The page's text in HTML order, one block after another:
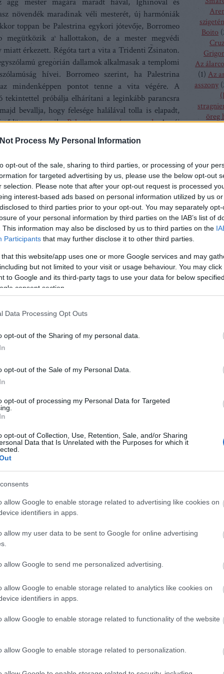
Process My Personal Information
opt-out of the sale, sharing to third parties, or processing of your
for targeted advertising by us, please use the below opt-out
selection. Please note that after your opt-out request is processed
interest-based ads based on personal information utilized by us
to third parties prior to your opt-out. You may separately
of your personal information by third parties on the IAB’s list of
This information may also be disclosed by us to third parties on the
Participants that may further disclose it to other third parties.
that this website/app uses one or more Google services and may
but not limited to your visit or usage behaviour. You may
to Google and its third-party tags to use your data for below
consent section.
Data Processing Opt Outs
opt-out of the Sharing of my personal data.
opt-out of the Sale of my Personal Data.
opt-out of processing my Personal Data for Targeted
opt-out of Collection, Use, Retention, Sale, and/or Sharing
Data that Is Unrelated with the Purposes for which it
allow Google to enable storage related to advertising like cookies on
identifiers in apps.
allow my user data to be sent to Google for online advertising
allow Google to send me personalized advertising.
allow Google to enable storage related to analytics like cookies on
identifiers in apps.
allow Google to enable storage related to functionality of the website
allow Google to enable storage related to personalization.
növendék maradinak véli mesterét, új harmóniák
toppan be Palestrina egykori jótevője, Borromeo
megütközik a hallottakon, de a mester megvédi
érkezett. Régóta tart a vita a Tridenti Zsinaton.
gregorián dallamok alkalmasak a templomi
hívei. Borromeo szerint, ha Palestrina
mindenképpen pontot tenne a vita végére. A
tekintettel próbálja elhárítani a leginkább parancsra
bevallja, hogy felesége halálával tolla is elapadt,
távozik.Palestrina magára marad. Az éj
a halott mesterek szellemei és alkotásra bíztatják,
néhai hitvese is erre bíztatja. Ighino és Silla
Palestrinát. Körülötte teleírt papírlapok. Egyetlen
melyet Missa Papae Marcelli néven ismerünk. A
zengnek a római harangok.
minden bizonnyal minden idők legizgalmasabb
tudósítása. Pfitzner maró gúnnyal ábrázoljaa
egyetlen érdekük, hogy minél tovább tartson a
ellátásban részesülnek. Szinte mindegyik egyházi
attól, ahogyan önmagukat komolyan veszik. Az
dűlőre jutni. Noha Borromeo börtönbe vetette
derül ki. Kint a spanyol és a német szolgák
a tömegbe lövetnek.
eljuttatták Borromeonak. Palestrina kiszabadul,
siker, győzött a többszólamúság. Maga a pápa is
előtt. Borromeo is bocsánatot kér, majd elvonul
Sillát keresi, de ő már Firenzében keresi a haladó
1910 és 17 között komponálta operáját. A
szépen halad ekkoriban karrierjében. Strasbourgban
a filharmóniát és a színházat. Az utolsó békebeli
egy lőporos hordó a táncparkett és a golyó, mely
ben, Szarajevóban el is sül. Az egykori német
Schiller, Weber és Wagner szellemisége – minden,
hullik. A Palestrina egyike a nemét szellemi
szigetén
Boito (
Cruz
Az
(1) Az
asszony (
öreg
fából
A
Gatsby
( 2) A
víg
Koncert
(15)
(2)
Bieito
)
Casa